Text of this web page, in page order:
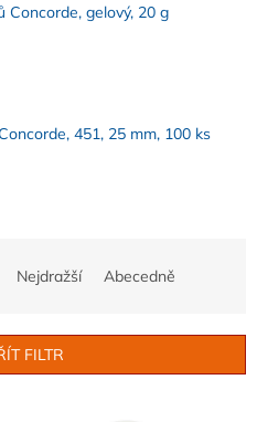
Concorde, gelový, 20 g
451, 25 mm, 100 ks
Nejdražší Abecedně
FILTR